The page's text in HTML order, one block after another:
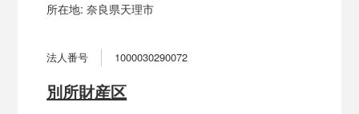
所在地:奈良県天理市
法人番号 1000030290072
別所財産区